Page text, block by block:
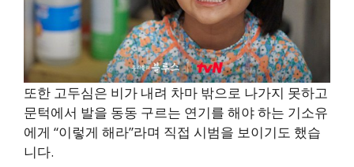
또한 고두심은 비가 내려 차마 밖으로 나가지 못하고
문턱에서 발을 동동 구르는 연기를 해야 하는 기소유
에게 “이렇게 해라”라며 직접 시범을 보이기도 했습
니다.